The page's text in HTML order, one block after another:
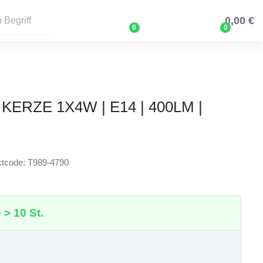
0 0
0,00 €
1X4W | E14 | 400LM |
T989-4790
10 St.